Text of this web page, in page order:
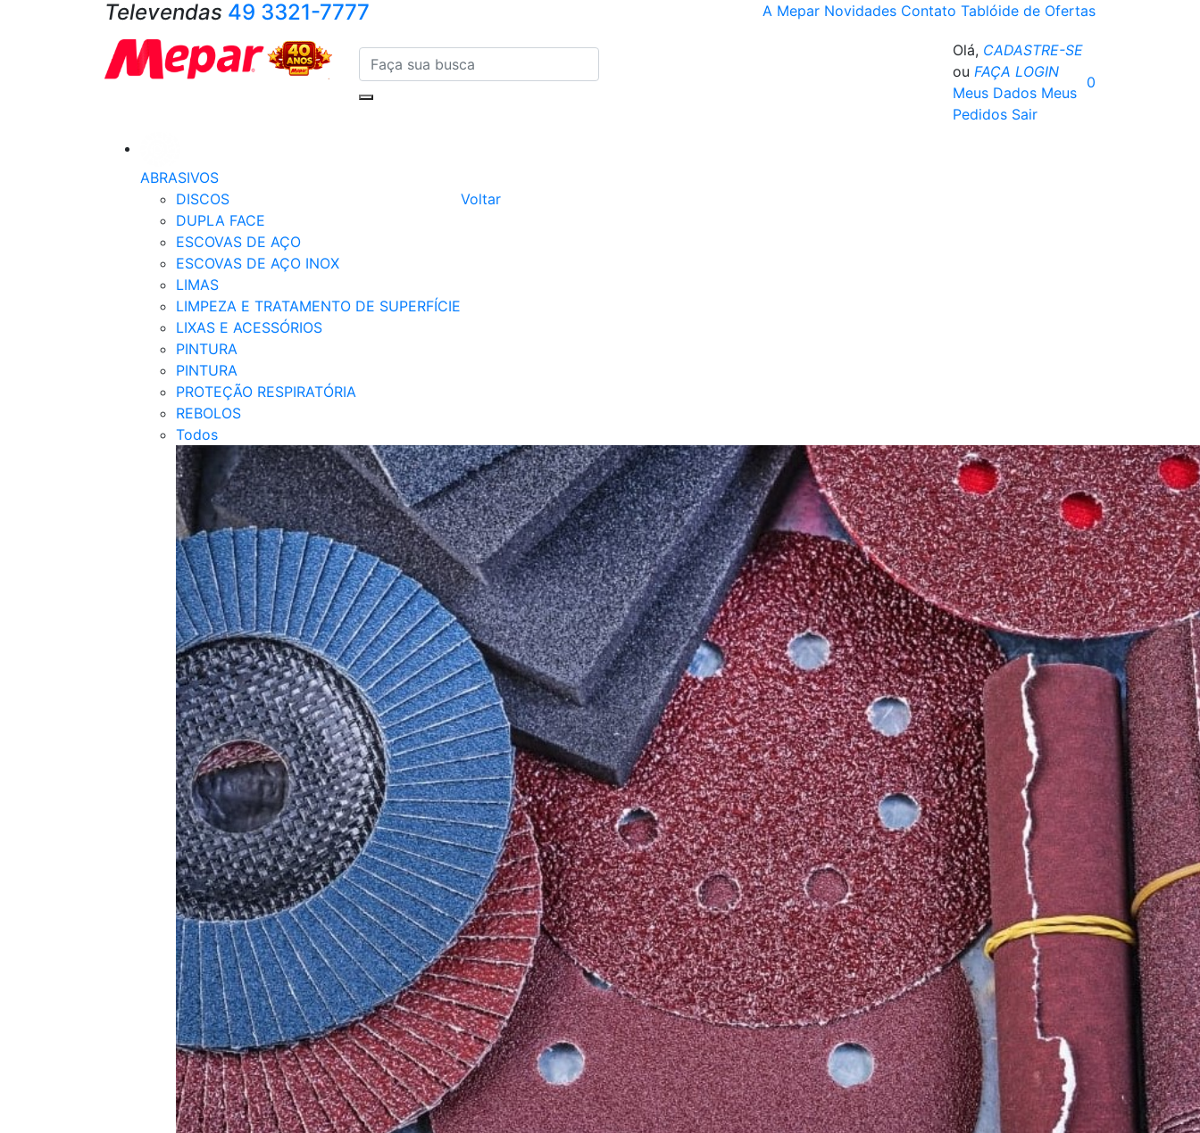
Televendas 49 3321-7777 A Mepar Novidades Contato Tablóide de Ofertas
Olá, CADASTRE-SE
ou FAÇA LOGIN
Meus Dados Meus
Pedidos Sair
0
ABRASIVOS
Voltar
DISCOS
DUPLA FACE
ESCOVAS DE AÇO
ESCOVAS DE AÇO INOX
LIMAS
LIMPEZA E TRATAMENTO DE SUPERFÍCIE
LIXAS E ACESSÓRIOS
PINTURA
PINTURA
PROTEÇÃO RESPIRATÓRIA
REBOLOS
Todos